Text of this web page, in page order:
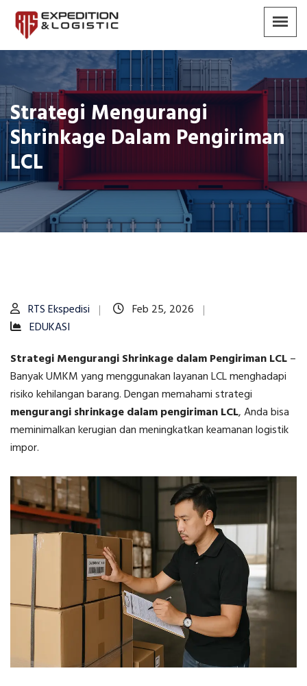
Strategi Mengurangi
Shrinkage Dalam Pengiriman
LCL
RTS Ekspedisi
Feb 25, 2026
EDUKASI
Strategi Mengurangi Shrinkage dalam Pengiriman LCL–
Banyak UMKM yang menggunakan layanan LCL menghadapi
risiko kehilangan barang. Dengan memahami strategi
mengurangi shrinkage dalam pengiriman LCL, Anda bisa
meminimalkan kerugian dan meningkatkan keamanan logistik
impor.